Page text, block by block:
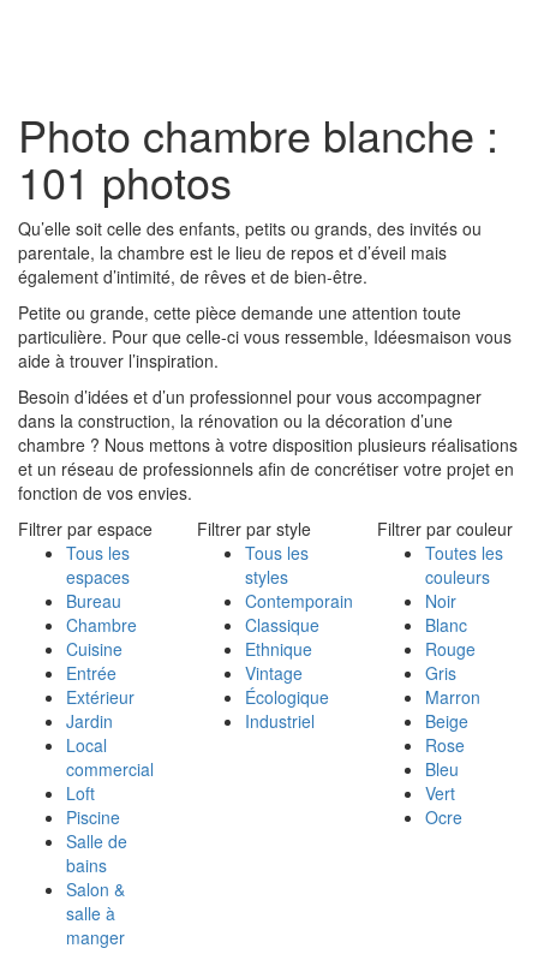
Photo chambre blanche :
101 photos
Qu’elle soit celle des enfants, petits ou grands, des invités ou
parentale, la chambre est le lieu de repos et d’éveil mais
également d’intimité, de rêves et de bien-être.
Petite ou grande, cette pièce demande une attention toute
particulière. Pour que celle-ci vous ressemble, Idéesmaison vous
aide à trouver l’inspiration.
Besoin d’idées et d’un professionnel pour vous accompagner
dans la construction, la rénovation ou la décoration d’une
chambre ? Nous mettons à votre disposition plusieurs réalisations
et un réseau de professionnels afin de concrétiser votre projet en
fonction de vos envies.
Filtrer par espace
Tous les
espaces
Bureau
Chambre
Cuisine
Entrée
Extérieur
Jardin
Local
commercial
Loft
Piscine
Salle de
bains
Salon &
salle à
manger
Filtrer par style
Tous les
styles
Contemporain
Classique
Ethnique
Vintage
Écologique
Industriel
Filtrer par couleur
Toutes les
couleurs
Noir
Blanc
Rouge
Gris
Marron
Beige
Rose
Bleu
Vert
Ocre